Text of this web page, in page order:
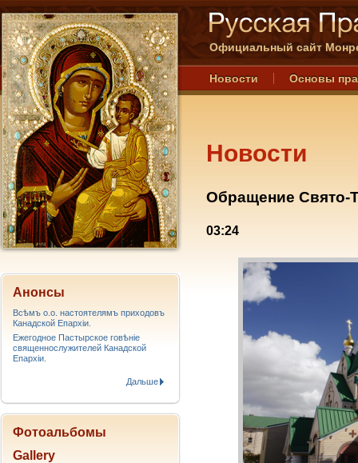
Официальный сайт
Новости Основы
Новости
Обращение Свято-
03:24
Анонсы
Всѣмъ о.о. настоятелямъ приходовъ
Канадской Епархiи.
Ежегодное Пастырское говѣніе
священнослужителей Канадской
Епархіи.
Дальше
Фотоальбомы
Gallery